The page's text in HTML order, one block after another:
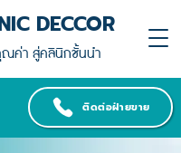
ณค่า สู่คลินิกชั้นนำ
DECCOR
ติดต่อฝ่ายขาย